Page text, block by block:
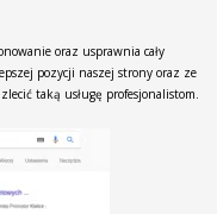
oraz usprawnia cały
pozycji naszej strony oraz ze
taką usługę profesjonalistom.